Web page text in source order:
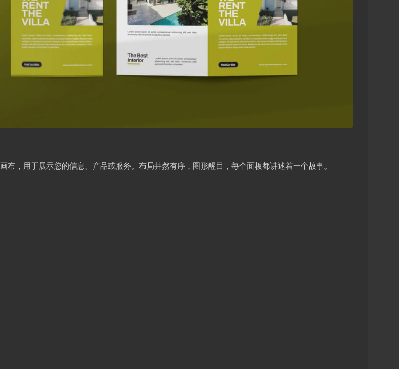
布，用于展示您的信息、产品或服务。布局井然有序，图形醒目，每个面板都讲述着一个故事。